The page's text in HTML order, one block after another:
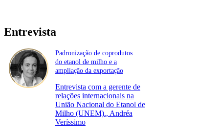
Entrevista
Padronização de coprodutos
do etanol de milho e a
ampliação da exportação
Entrevista com a gerente de
relações internacionais na
União Nacional do Etanol de
Milho (UNEM)., Andréa
Veríssimo